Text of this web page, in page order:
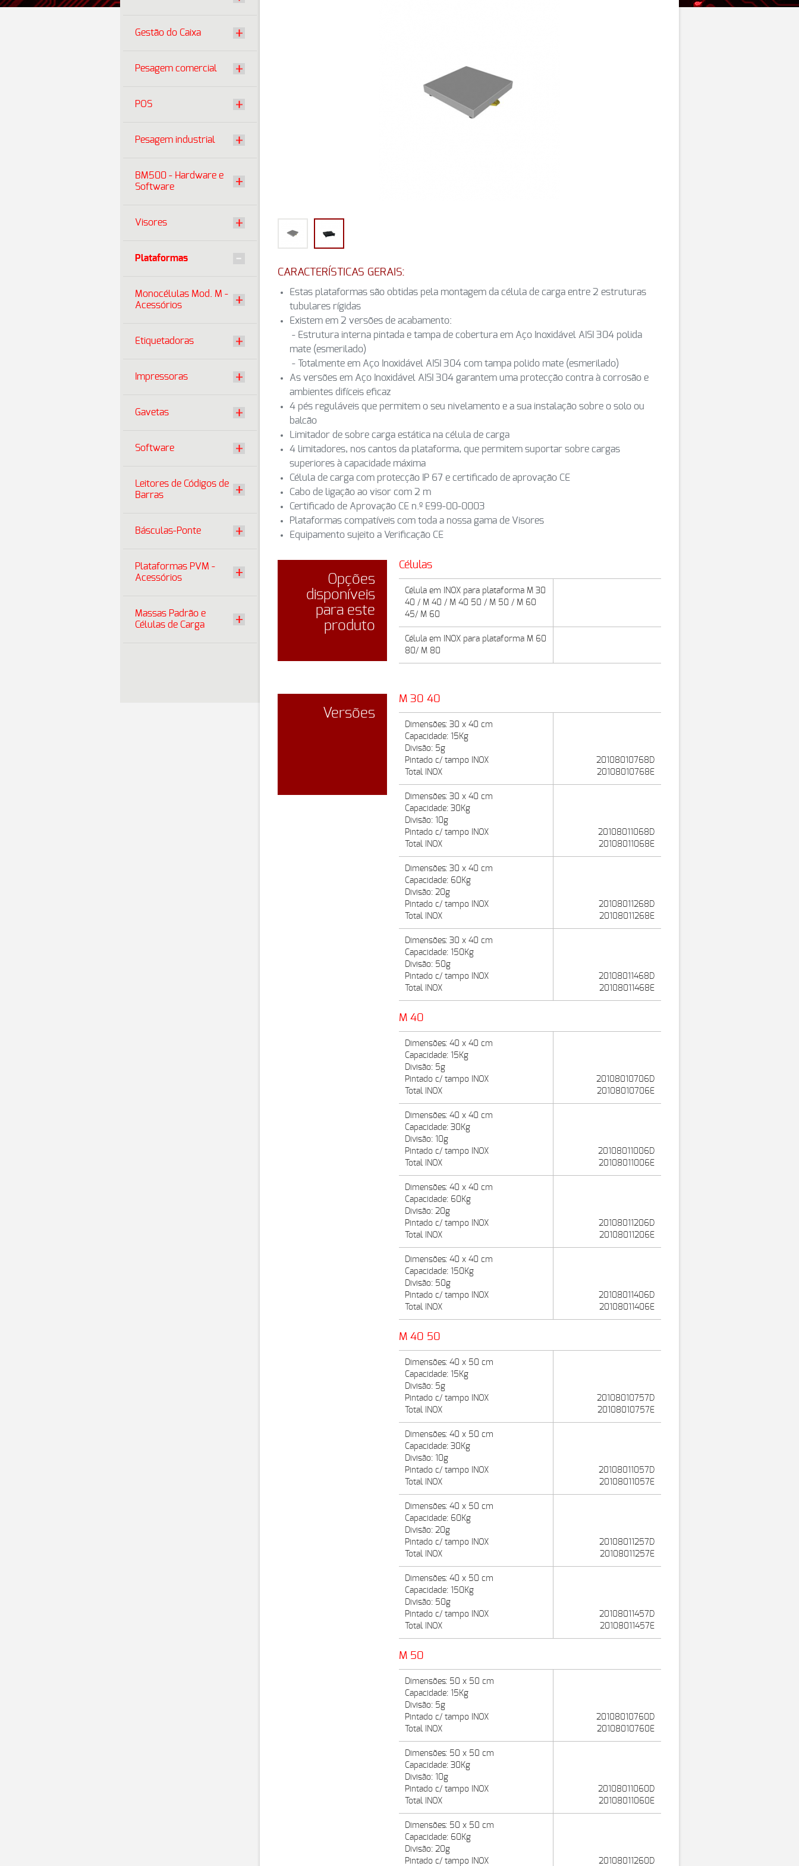
Gestão do Caixa
Pesagem comercial
POS
Pesagem industrial
BM500 - Hardware e
Software
Visores
Plataformas
Monocélulas Mod. M -
Acessórios
Etiquetadoras
Impressoras
Gavetas
Software
Leitores de Códigos de
Barras
Básculas-Ponte
Plataformas PVM -
Acessórios
Massas Padrão e
Células de Carga
CARACTERÍSTICAS GERAIS:
Estas plataformas são obtidas pela montagem da célula de carga entre 2 estruturas
tubulares rígidas
Existem em 2 versões de acabamento:
- Estrutura interna pintada e tampa de cobertura em Aço Inoxidável AISI 304 polida
mate (esmerilado)
- Totalmente em Aço Inoxidável AISI 304 com tampa polido mate (esmerilado)
As versões em Aço Inoxidável AISI 304 garantem uma protecção contra à corrosão e
ambientes difíceis eficaz
4 pés reguláveis que permitem o seu nivelamento e a sua instalação sobre o solo ou
balcão
Limitador de sobre carga estática na célula de carga
4 limitadores, nos cantos da plataforma, que permitem suportar sobre cargas
superiores à capacidade máxima
Célula de carga com protecção IP 67 e certificado de aprovação CE
Cabo de ligação ao visor com 2 m
Certificado de Aprovação CE n.º E99-00-0003
Plataformas compatíveis com toda a nossa gama de Visores
Equipamento sujeito a Verificação CE
Opções
disponíveis
para este
produto
Células
Célula em INOX para plataforma M 30
40 / M 40 / M 40 50 / M 50 / M 60
45/ M 60
Célula em INOX para plataforma M 60
80/ M 80
Versões
M 30 40
Dimensões: 30 x 40 cm
Capacidade: 15Kg
Divisão: 5g
Pintado c/ tampo INOX
Total INOX
20108010768D
20108010768E
Dimensões: 30 x 40 cm
Capacidade: 30Kg
Divisão: 10g
Pintado c/ tampo INOX
Total INOX
20108011068D
20108011068E
Dimensões: 30 x 40 cm
Capacidade: 60Kg
Divisão: 20g
Pintado c/ tampo INOX
Total INOX
20108011268D
20108011268E
Dimensões: 30 x 40 cm
Capacidade: 150Kg
Divisão: 50g
Pintado c/ tampo INOX
Total INOX
20108011468D
20108011468E
M 40
Dimensões: 40 x 40 cm
Capacidade: 15Kg
Divisão: 5g
Pintado c/ tampo INOX
Total INOX
20108010706D
20108010706E
Dimensões: 40 x 40 cm
Capacidade: 30Kg
Divisão: 10g
Pintado c/ tampo INOX
Total INOX
20108011006D
20108011006E
Dimensões: 40 x 40 cm
Capacidade: 60Kg
Divisão: 20g
Pintado c/ tampo INOX
Total INOX
20108011206D
20108011206E
Dimensões: 40 x 40 cm
Capacidade: 150Kg
Divisão: 50g
Pintado c/ tampo INOX
Total INOX
20108011406D
20108011406E
M 40 50
Dimensões: 40 x 50 cm
Capacidade: 15Kg
Divisão: 5g
Pintado c/ tampo INOX
Total INOX
20108010757D
20108010757E
Dimensões: 40 x 50 cm
Capacidade: 30Kg
Divisão: 10g
Pintado c/ tampo INOX
Total INOX
20108011057D
20108011057E
Dimensões: 40 x 50 cm
Capacidade: 60Kg
Divisão: 20g
Pintado c/ tampo INOX
Total INOX
20108011257D
20108011257E
Dimensões: 40 x 50 cm
Capacidade: 150Kg
Divisão: 50g
Pintado c/ tampo INOX
Total INOX
20108011457D
20108011457E
M 50
Dimensões: 50 x 50 cm
Capacidade: 15Kg
Divisão: 5g
Pintado c/ tampo INOX
Total INOX
20108010760D
20108010760E
Dimensões: 50 x 50 cm
Capacidade: 30Kg
Divisão: 10g
Pintado c/ tampo INOX
Total INOX
20108011060D
20108011060E
Dimensões: 50 x 50 cm
Capacidade: 60Kg
Divisão: 20g
Pintado c/ tampo INOX
20108011260D